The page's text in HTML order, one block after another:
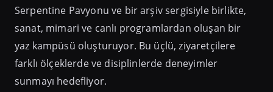
Serpentine Pavyonu ve bir arşiv sergisiyle birlikte,
sanat, mimari ve canlı programlardan oluşan bir
yaz kampüsü oluşturuyor. Bu üçlü, ziyaretçilere
farklı ölçeklerde ve disiplinlerde deneyimler
sunmayı hedefliyor.